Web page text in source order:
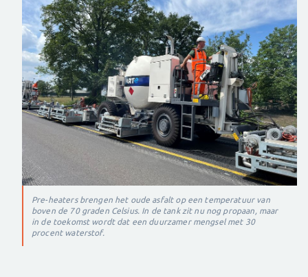
Pre-heaters brengen het oude asfalt op een temperatuur van
boven de 70 graden Celsius. In de tank zit nu nog propaan, maar
in de toekomst wordt dat een duurzamer mengsel met 30
procent waterstof.